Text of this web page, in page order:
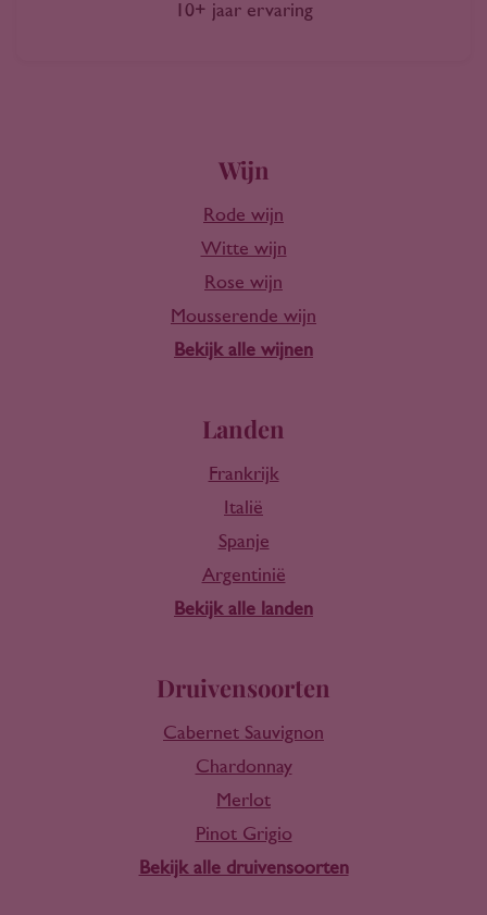
10+ jaar ervaring
Wijn
Rode wijn
Witte wijn
Rose wijn
Mousserende wijn
Bekijk alle wijnen
Landen
Frankrijk
Italië
Spanje
Argentinië
Bekijk alle landen
Druivensoorten
Cabernet Sauvignon
Chardonnay
Merlot
Pinot Grigio
Bekijk alle druivensoorten